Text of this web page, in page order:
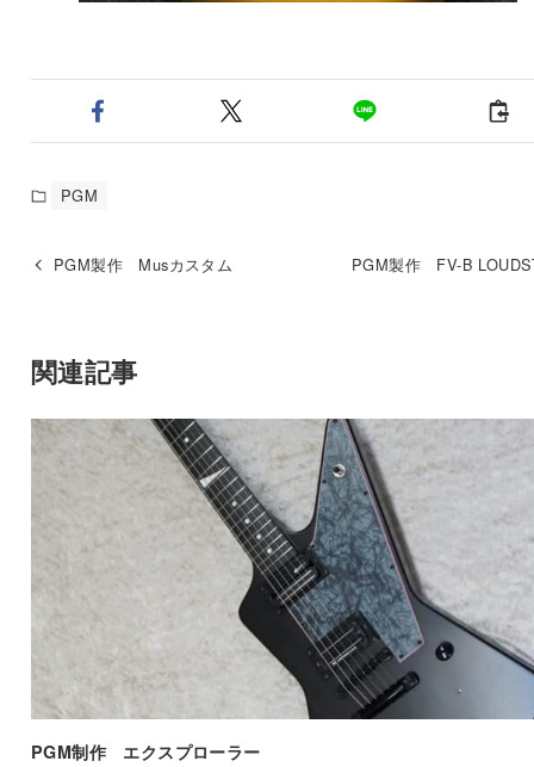
PGM
PGM製作 Musカスタム PGM製作 FV-B
関連記事
PGM制作 エクスプローラー